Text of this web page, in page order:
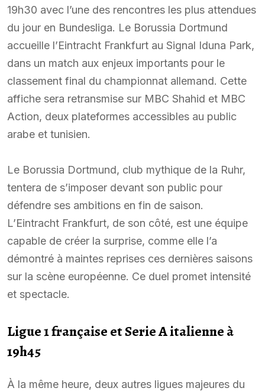
19h30 avec l’une des rencontres les plus attendues
du jour en Bundesliga. Le Borussia Dortmund
accueille l’Eintracht Frankfurt au Signal Iduna Park,
dans un match aux enjeux importants pour le
classement final du championnat allemand. Cette
affiche sera retransmise sur MBC Shahid et MBC
Action, deux plateformes accessibles au public
arabe et tunisien.
Le Borussia Dortmund, club mythique de la Ruhr,
tentera de s’imposer devant son public pour
défendre ses ambitions en fin de saison.
L’Eintracht Frankfurt, de son côté, est une équipe
capable de créer la surprise, comme elle l’a
démontré à maintes reprises ces dernières saisons
sur la scène européenne. Ce duel promet intensité
et spectacle.
Ligue 1 française et Serie A italienne à
19h45
À la même heure, deux autres ligues majeures du